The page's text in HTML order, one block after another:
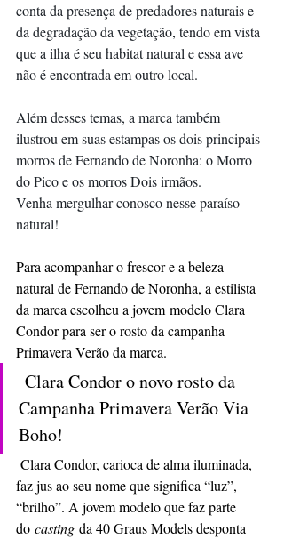
conta da presença de predadores naturais e
da degradação da vegetação, tendo em vista
que a ilha é seu habitat natural e essa ave
não é encontrada em outro local.
Além desses temas, a marca também
ilustrou em suas estampas os dois principais
morros de Fernando de Noronha: o Morro
do Pico e os morros Dois irmãos.
Venha mergulhar conosco nesse paraíso
natural!
Para acompanhar o frescor e a beleza
natural de Fernando de Noronha, a estilista
da marca escolheu a jovem modelo Clara
Condor para ser o rosto da campanha
Primavera Verão da marca.
Clara Condor o novo rosto da
Campanha Primavera Verão Via
Boho!
Clara Condor, carioca de alma iluminada,
faz jus ao seu nome que significa “luz”,
“brilho”. A jovem modelo que faz parte
do casting da 40 Graus Models desponta